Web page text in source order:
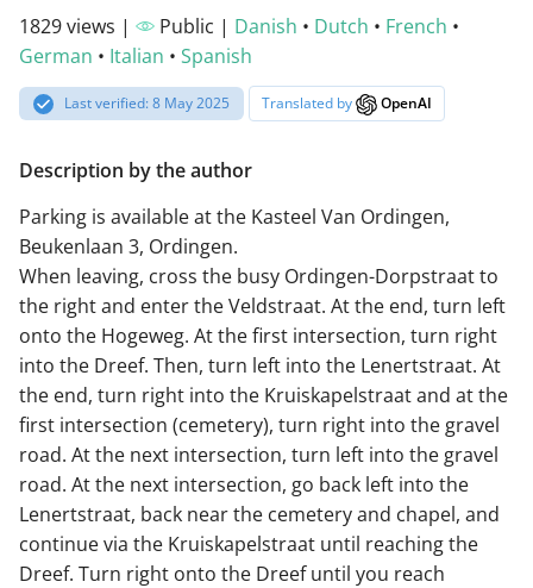
1829 views | Public | Danish • Dutch • French •
German • Italian • Spanish
Last verified: 8 May 2025 Translated by OpenAI
Description by the author
Parking is available at the Kasteel Van Ordingen,
Beukenlaan 3, Ordingen.
When leaving, cross the busy Ordingen-Dorpstraat to
the right and enter the Veldstraat. At the end, turn left
onto the Hogeweg. At the first intersection, turn right
into the Dreef. Then, turn left into the Lenertstraat. At
the end, turn right into the Kruiskapelstraat and at the
first intersection (cemetery), turn right into the gravel
road. At the next intersection, turn left into the gravel
road. At the next intersection, go back left into the
Lenertstraat, back near the cemetery and chapel, and
continue via the Kruiskapelstraat until reaching the
Dreef. Turn right onto the Dreef until you reach